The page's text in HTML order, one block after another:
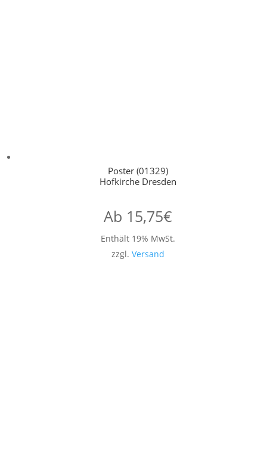
Poster (01329)
Hofkirche Dresden
Ab 15,75€
Enthält 19% MwSt.
zzgl. Versand